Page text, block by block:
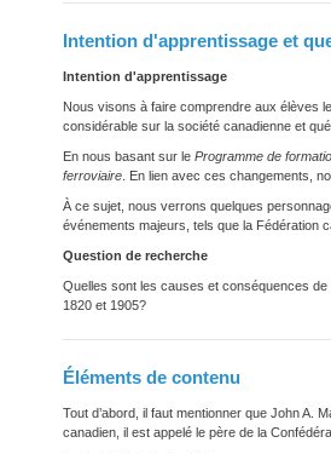
Intention d'apprentissage et
Intention d'apprentissage
Nous visons à faire comprendre aux élèves
considérable sur la société canadienne et
En nous basant sur le Programme de
ferroviaire . En lien avec ces changements,
À ce sujet, nous verrons quelques
événements majeurs, tels que la Fédération
Question de recherche
Quelles sont les causes et conséquences
1820 et 1905?
Éléments de contenu
Tout d’abord, il faut mentionner que John A.
canadien, il est appelé le père de la